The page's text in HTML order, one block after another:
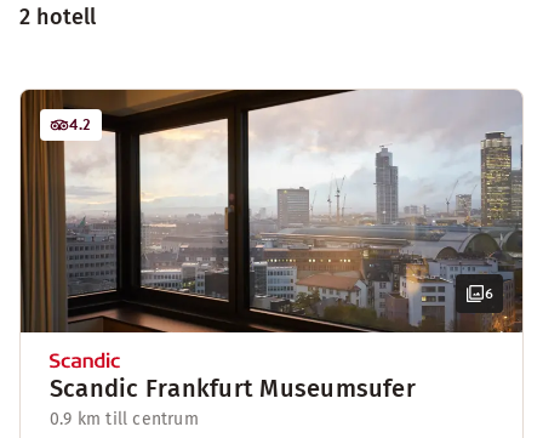
2 hotell
6
4.2
Scandic Frankfurt Museumsufer
0.9 km till centrum